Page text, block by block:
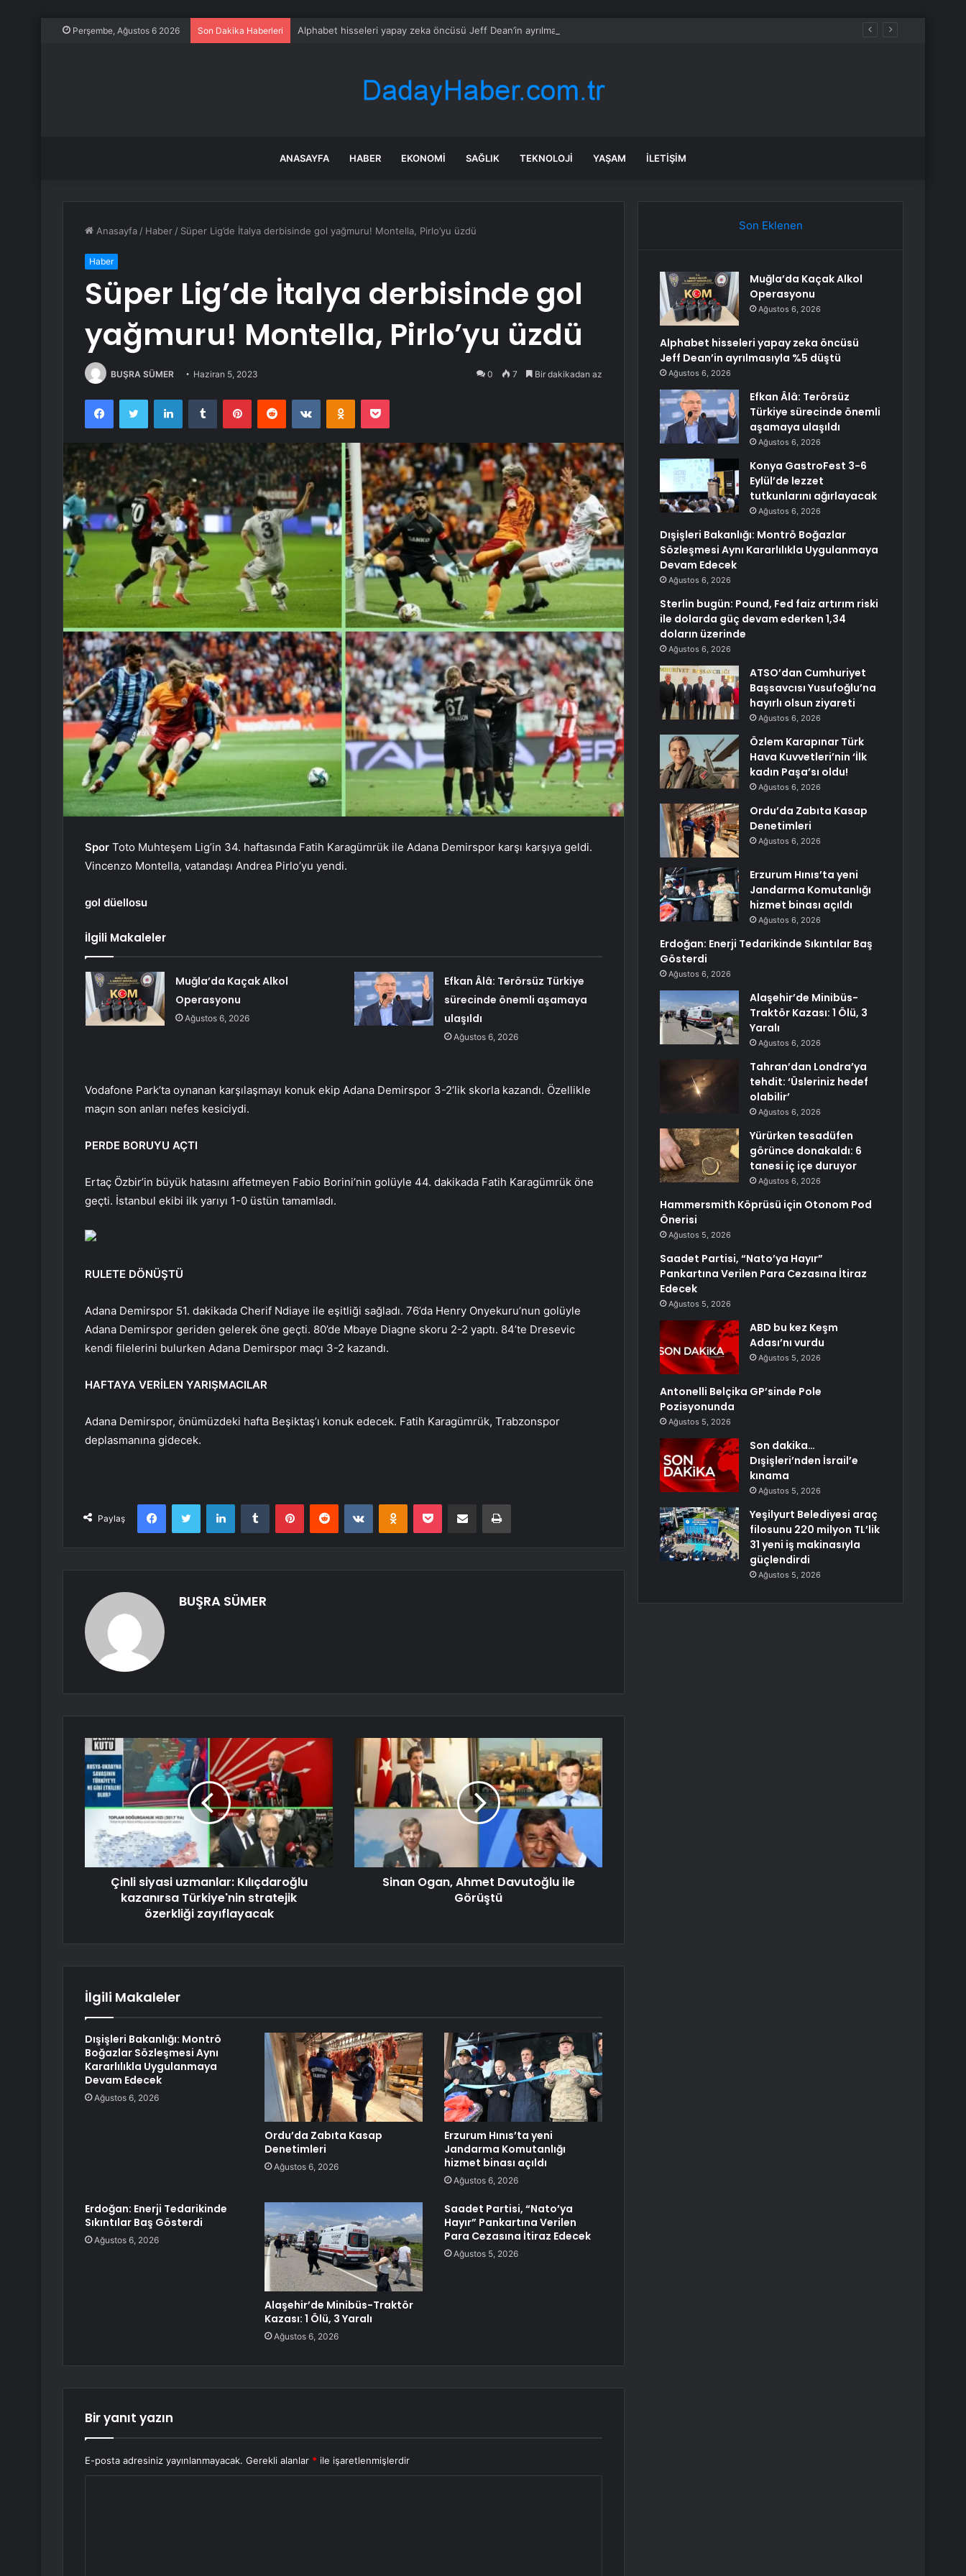
Perşembe, Ağustos 6 2026 Son Dakika Haberleri Alphabet hisseleri yapay zeka öncüsü Jeff Dean’in ayrılmasıyla %5 düştü
ANASAYFA HABER EKONOMI SAĞLIK TEKNOLOJI YAŞAM İLETIŞIM
Anasayfa / Haber / Süper Lig’de İtalya derbisinde gol yağmuru! Montella, Pirlo’yu üzdü
Haber
Süper Lig’de İtalya derbisinde gol
yağmuru! Montella, Pirlo’yu üzdü
BUŞRA SÜMER Haziran 5, 2023 0 7 Bir dakikadan az
FacebookTwitter LinkedInTumblr PinterestReddit VKontakteOdnoklassniki
Pocket
Spor Toto Muhteşem Lig’in 34. haftasında Fatih Karagümrük ile Adana Demirspor karşı karşıya geldi.
Vincenzo Montella, vatandaşı Andrea Pirlo’yu yendi.
gol düellosu
İlgili Makaleler
Muğla’da Kaçak Alkol
Operasyonu
Ağustos 6, 2026
Efkan Âlâ: Terörsüz Türkiye
sürecinde önemli aşamaya
ulaşıldı
Ağustos 6, 2026
Vodafone Park’ta oynanan karşılaşmayı konuk ekip Adana Demirspor 3-2’lik skorla kazandı. Özellikle
maçın son anları nefes kesiciydi.
PERDE BORUYU AÇTI
Ertaç Özbir’in büyük hatasını affetmeyen Fabio Borini’nin golüyle 44. dakikada Fatih Karagümrük öne
geçti. İstanbul ekibi ilk yarıyı 1-0 üstün tamamladı.
RULETE DÖNÜŞTÜ
Adana Demirspor 51. dakikada Cherif Ndiaye ile eşitliği sağladı. 76’da Henry Onyekuru’nun golüyle
Adana Demirspor geriden gelerek öne geçti. 80’de Mbaye Diagne skoru 2-2 yaptı. 84’te Dresevic
kendi filelerini bulurken Adana Demirspor maçı 3-2 kazandı.
HAFTAYA VERİLEN YARIŞMACILAR
Adana Demirspor, önümüzdeki hafta Beşiktaş’ı konuk edecek. Fatih Karagümrük, Trabzonspor
deplasmanına gidecek.
Paylaş
FacebookTwitter LinkedInTumblr PinterestReddit VKontakteOdnoklassniki
Pocket E-Posta ile paylaş Yazdır
BUŞRA SÜMER
Çinli siyasi uzmanlar: Kılıçdaroğlu
kazanırsa Türkiye'nin stratejik
özerkliği zayıflayacak
Sinan Ogan, Ahmet Davutoğlu ile
Görüştü
İlgili Makaleler
Dışişleri Bakanlığı: Montrö
Boğazlar Sözleşmesi Aynı
Kararlılıkla Uygulanmaya
Devam Edecek
Ağustos 6, 2026
Ordu’da Zabıta Kasap
Denetimleri
Ağustos 6, 2026
Erzurum Hınıs’ta yeni
Jandarma Komutanlığı
hizmet binası açıldı
Ağustos 6, 2026
Erdoğan: Enerji Tedarikinde
Sıkıntılar Baş Gösterdi
Ağustos 6, 2026
Alaşehir’de Minibüs-Traktör
Kazası: 1 Ölü, 3 Yaralı
Ağustos 6, 2026
Saadet Partisi, “Nato’ya
Hayır” Pankartına Verilen
Para Cezasına İtiraz Edecek
Ağustos 5, 2026
Bir yanıt yazın
E-posta adresiniz yayınlanmayacak. Gerekli alanlar * ile işaretlenmişlerdir
Son Eklenen
Muğla’da Kaçak Alkol
Operasyonu
Ağustos 6, 2026
Alphabet hisseleri yapay zeka öncüsü
Jeff Dean’in ayrılmasıyla %5 düştü
Ağustos 6, 2026
Efkan Âlâ: Terörsüz
Türkiye sürecinde önemli
aşamaya ulaşıldı
Ağustos 6, 2026
Konya GastroFest 3-6
Eylül’de lezzet
tutkunlarını ağırlayacak
Ağustos 6, 2026
Dışişleri Bakanlığı: Montrö Boğazlar
Sözleşmesi Aynı Kararlılıkla Uygulanmaya
Devam Edecek
Ağustos 6, 2026
Sterlin bugün: Pound, Fed faiz artırım riski
ile dolarda güç devam ederken 1,34
doların üzerinde
Ağustos 6, 2026
ATSO’dan Cumhuriyet
Başsavcısı Yusufoğlu’na
hayırlı olsun ziyareti
Ağustos 6, 2026
Özlem Karapınar Türk
Hava Kuvvetleri’nin ‘İlk
kadın Paşa’sı oldu!
Ağustos 6, 2026
Ordu’da Zabıta Kasap
Denetimleri
Ağustos 6, 2026
Erzurum Hınıs’ta yeni
Jandarma Komutanlığı
hizmet binası açıldı
Ağustos 6, 2026
Erdoğan: Enerji Tedarikinde Sıkıntılar Baş
Gösterdi
Ağustos 6, 2026
Alaşehir’de Minibüs-
Traktör Kazası: 1 Ölü, 3
Yaralı
Ağustos 6, 2026
Tahran’dan Londra’ya
tehdit: ‘Üsleriniz hedef
olabilir’
Ağustos 6, 2026
Yürürken tesadüfen
görünce donakaldı: 6
tanesi iç içe duruyor
Ağustos 6, 2026
Hammersmith Köprüsü için Otonom Pod
Önerisi
Ağustos 5, 2026
Saadet Partisi, “Nato’ya Hayır”
Pankartına Verilen Para Cezasına İtiraz
Edecek
Ağustos 5, 2026
ABD bu kez Keşm
Adası’nı vurdu
Ağustos 5, 2026
Antonelli Belçika GP’sinde Pole
Pozisyonunda
Ağustos 5, 2026
Son dakika…
Dışişleri’nden İsrail’e
kınama
Ağustos 5, 2026
Yeşilyurt Belediyesi araç
filosunu 220 milyon TL’lik
31 yeni iş makinasıyla
güçlendirdi
Ağustos 5, 2026